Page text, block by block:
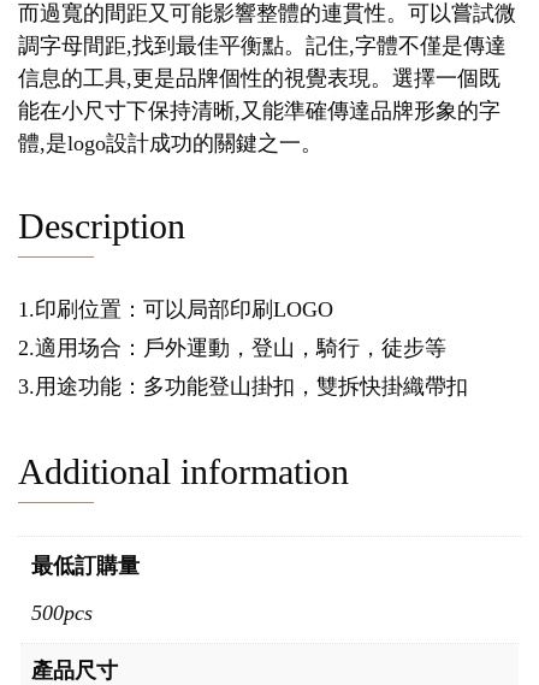
而過寬的間距又可能影響整體的連貫性。可以嘗試微
調字母間距,找到最佳平衡點。記住,字體不僅是傳達
信息的工具,更是品牌個性的視覺表現。選擇一個既
能在小尺寸下保持清晰,又能準確傳達品牌形象的字
體,是logo設計成功的關鍵之一。
Description
1.印刷位置：可以局部印刷LOGO
2.適用场合：戶外運動，登山，騎行，徒步等
3.用途功能：多功能登山掛扣，雙拆快掛織帶扣
Additional information
最低訂購量
500pcs
產品尺寸